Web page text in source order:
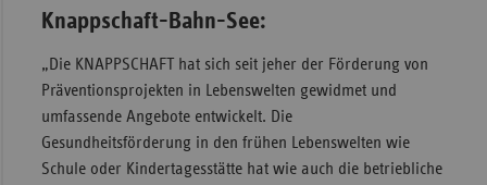
Knappschaft-Bahn-See:
„Die KNAPPSCHAFT hat sich seit jeher der Förderung von
Präventionsprojekten in Lebenswelten gewidmet und
umfassende Angebote entwickelt. Die
Gesundheitsförderung in den frühen Lebenswelten wie
Schule oder Kindertagesstätte hat wie auch die betriebliche